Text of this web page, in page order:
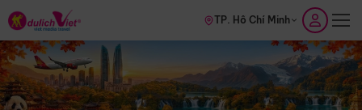
TP. Hồ Chí Minh